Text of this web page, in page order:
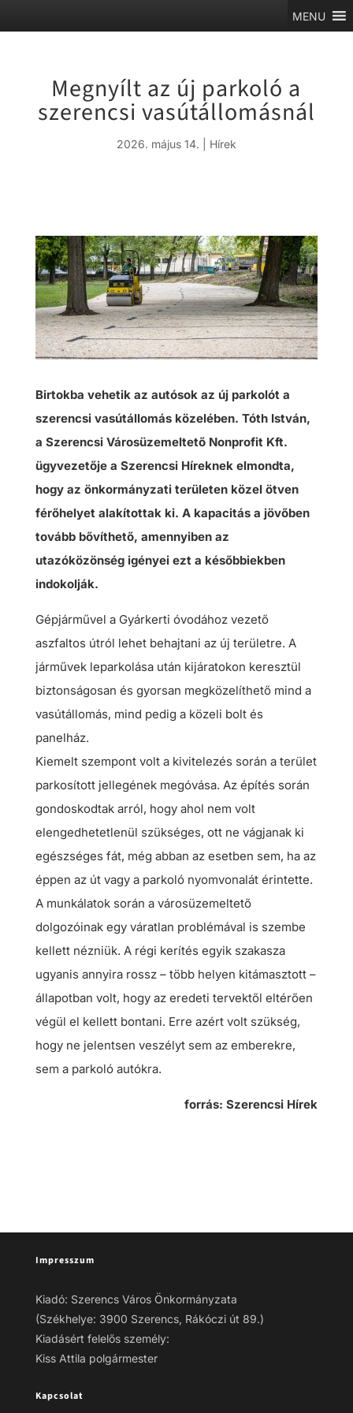
MENU
Megnyílt az új parkoló a
szerencsi vasútállomásnál
2026. május 14. Hírek
Birtokba vehetik az autósok az új parkolót a
szerencsi vasútállomás közelében. Tóth István,
a Szerencsi Városüzemeltető Nonprofit Kft.
ügyvezetője a Szerencsi Híreknek elmondta,
hogy az önkormányzati területen közel ötven
férőhelyet alakítottak ki. A kapacitás a jövőben
tovább bővíthető, amennyiben az
utazóközönség igényei ezt a későbbiekben
indokolják.
Gépjárművel a Gyárkerti óvodához vezető
aszfaltos útról lehet behajtani az új területre. A
járművek leparkolása után kijáratokon keresztül
biztonságosan és gyorsan megközelíthető mind a
vasútállomás, mind pedig a közeli bolt és
panelház.
Kiemelt szempont volt a kivitelezés során a terület
parkosított jellegének megóvása. Az építés során
gondoskodtak arról, hogy ahol nem volt
elengedhetetlenül szükséges, ott ne vágjanak ki
egészséges fát, még abban az esetben sem, ha az
éppen az út vagy a parkoló nyomvonalát érintette.
A munkálatok során a városüzemeltető
dolgozóinak egy váratlan problémával is szembe
kellett nézniük. A régi kerítés egyik szakasza
ugyanis annyira rossz – több helyen kitámasztott –
állapotban volt, hogy az eredeti tervektől eltérően
végül el kellett bontani. Erre azért volt szükség,
hogy ne jelentsen veszélyt sem az emberekre,
sem a parkoló autókra.
forrás: Szerencsi Hírek
Impresszum
Kiadó: Szerencs Város Önkormányzata
(Székhelye: 3900 Szerencs, Rákóczi út 89.)
Kiadásért felelős személy:
Kiss Attila polgármester
Kapcsolat